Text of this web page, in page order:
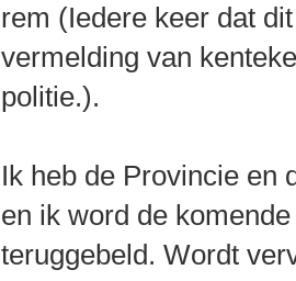
rem (Iedere keer dat
vermelding van
politie.).
Ik heb de Provincie en
en ik word de
teruggebeld. Wordt